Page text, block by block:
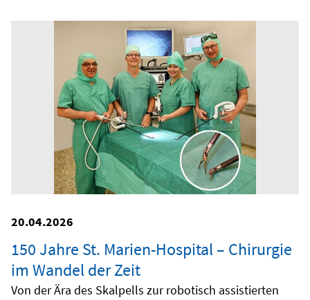
20.04.2026
150 Jahre St. Marien-Hospital – Chirurgie
im Wandel der Zeit
Von der Ära des Skalpells zur robotisch assistierten